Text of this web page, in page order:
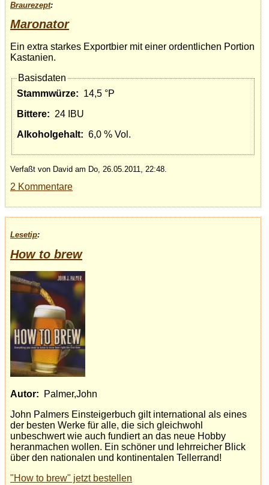
Braurezept:
Maronator
Ein extra starkes Exportbier mit einer ordentlichen Portion
Kastanien.
Basisdaten
Stammwürze: 14,5 °P
Bittere: 24 IBU
Alkoholgehalt: 6,0 % Vol.
Verfaßt von David am Do, 26.05.2011, 22:48.
2 Kommentare
Lesetip:
How to brew
Autor:
Palmer,John
John Palmers Einsteigerbuch gilt international als eines
der besten Werke für alle, die sich gleichwohl
unbeschwert wie auch fundiert an das neue Hobby
heranmachen wollen. Ein schöner und lehrreicher Blick
über den nationalen und kontinentalen Tellerrand!
"How to brew" jetzt bestellen